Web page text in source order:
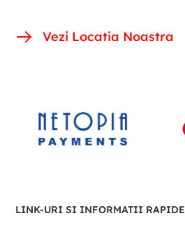
Vezi Locatia Noastra
LINK-URI SI INFORMATII RAPIDE